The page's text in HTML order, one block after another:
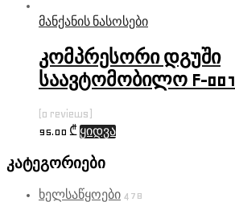
მანქანის ნასოსები
კომპრესორი დგუში
საავტომობილო F-001
(0 reviews)
95.00 ₾ ყიდვა
კატეგორიები
ხელსაწყოები 478